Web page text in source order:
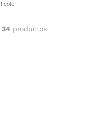
1 color
34 productos